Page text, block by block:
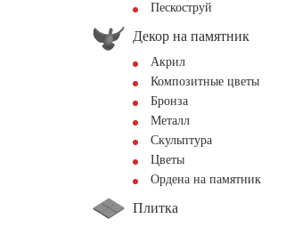
Пескоструй
Декор на памятник
Акрил
Композитные цветы
Бронза
Металл
Скульптура
Цветы
Ордена на памятник
Плитка